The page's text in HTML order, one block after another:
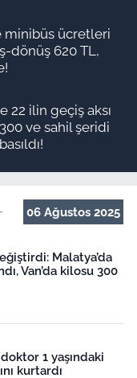
minibüs ücretleri
dönüş 620 TL,
22 ilin geçiş aksı
ve sahil şeridi
06 Ağustos 2025
Malatya’da
Van’da kilosu 300
1 yaşındaki
kurtardı